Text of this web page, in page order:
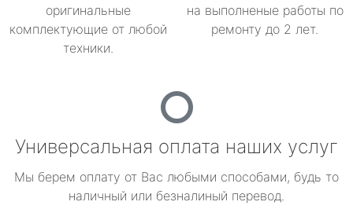
оригинальные
комплектующие от любой
техники.
на выполненые работы по
ремонту до 2 лет.
Универсальная оплата наших услуг
Мы берем оплату от Вас любыми способами, будь то
наличный или безналиный перевод.